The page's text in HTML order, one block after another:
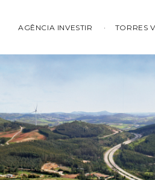
AGÊNCIA INVESTIR TORRES